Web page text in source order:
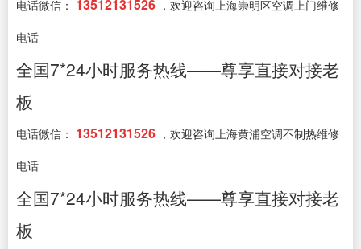
电话微信： 13512131526 ，欢迎咨询上海崇明区空调上门维修
电话
全国7*24小时服务热线——尊享直接对接老
板
电话微信： 13512131526 ，欢迎咨询上海黄浦空调不制热维修
电话
全国7*24小时服务热线——尊享直接对接老
板